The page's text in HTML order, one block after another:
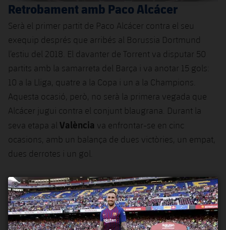
Retrobament amb Paco Alcácer
Serà el primer partit de Paco Alcácer contra el seu
exequip després que arribés al Borussia Dortmund
l’estiu del 2018. El davanter de Torrent va disputar 50
partits amb la samarreta del Barça i va anotar 15 gols:
10 a la Lliga, quatre a la Copa i un a la Champions.
Aquesta ocasió, però, no serà la primera vegada que
Alcácer jugui contra el conjunt blaugrana. Durant la
seva etapa al València va enfrontar-se en cinc
ocasions, amb un balança de dues victòries, un empat,
dues derrotes i un gol.